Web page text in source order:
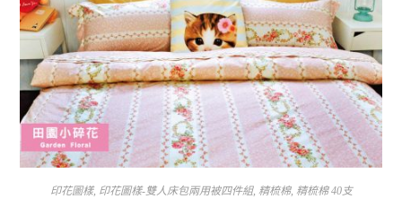
印花圖樣, 印花圖樣-雙人床包兩用被四件組, 精梳棉, 精梳棉 40支